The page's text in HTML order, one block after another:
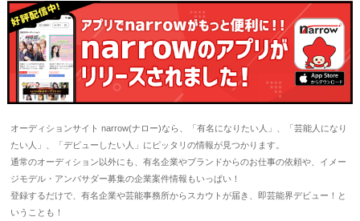
オーディションサイト narrow(ナロー)なら、「有名になりたい人」、「芸能人になり
たい人」、「デビューしたい人」にピッタリの情報が見つかります。
通常のオーディション以外にも、有名企業やブランドからのお仕事の依頼や、イメー
ジモデル・アンバサダー募集の企業案件情報もいっぱい！
登録するだけで、有名企業や芸能事務所からスカウトが届き、即芸能界デビュー！と
いうことも！